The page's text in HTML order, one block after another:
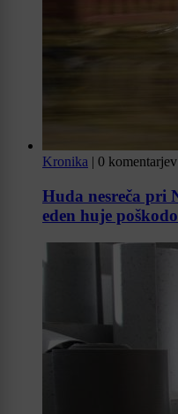
Kronika | 0 komentarjev
Huda nesreča pri
eden huje